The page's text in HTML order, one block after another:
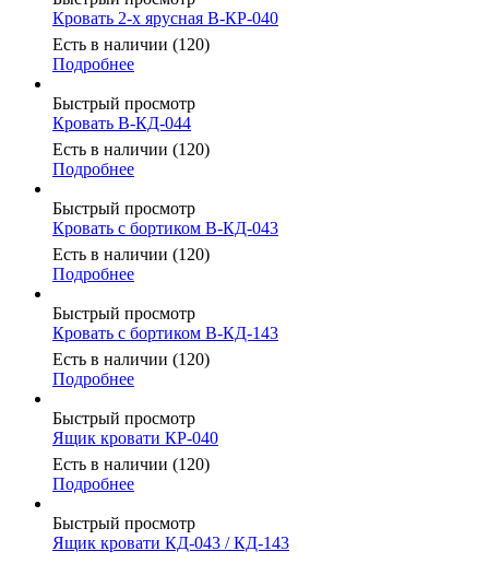
Кровать 2-х ярусная В-КР-040
Есть в наличии (120)
Подробнее
Быстрый просмотр
Кровать В-КД-044
Есть в наличии (120)
Подробнее
Быстрый просмотр
Кровать с бортиком В-КД-043
Есть в наличии (120)
Подробнее
Быстрый просмотр
Кровать с бортиком В-КД-143
Есть в наличии (120)
Подробнее
Быстрый просмотр
Ящик кровати КР-040
Есть в наличии (120)
Подробнее
Быстрый просмотр
Ящик кровати КД-043 / КД-143